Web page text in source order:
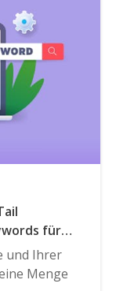
für
und Ihrer
Menge